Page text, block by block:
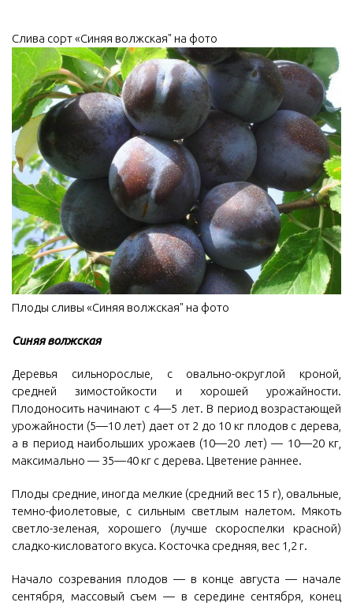
Слива сорт «Синяя волжская" на фото
Плоды сливы «Синяя волжская" на фото
Синяя волжская
Деревья сильнорослые, с овально-округлой кроной,
средней зимостойкости и хорошей урожайности.
Плодоносить начинают с 4—5 лет. В период возрастающей
урожайности (5—10 лет) дает от 2 до 10 кг плодов с дерева,
а в период наибольших урожаев (10—20 лет) — 10—20 кг,
максимально — 35—40 кг с дерева. Цветение раннее.
Плоды средние, иногда мелкие (средний вес 15 г), овальные,
темно-фиолетовые, с сильным светлым налетом. Мякоть
светло-зеленая, хорошего (лучше скороспелки красной)
сладко-кисловатого вкуса. Косточка средняя, вес 1,2 г.
Начало созревания плодов — в конце августа — начале
сентября, массовый съем — в середине сентября, конец